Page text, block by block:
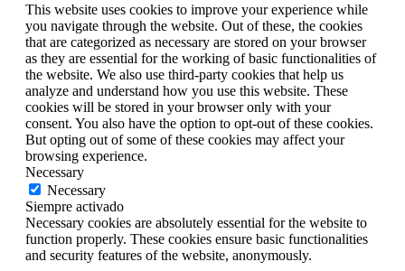
This website uses cookies to improve your experience while
you navigate through the website. Out of these, the cookies
that are categorized as necessary are stored on your browser
as they are essential for the working of basic functionalities of
the website. We also use third-party cookies that help us
analyze and understand how you use this website. These
cookies will be stored in your browser only with your
consent. You also have the option to opt-out of these cookies.
But opting out of some of these cookies may affect your
browsing experience.
Necessary
Necessary
Siempre activado
Necessary cookies are absolutely essential for the website to
function properly. These cookies ensure basic functionalities
and security features of the website, anonymously.